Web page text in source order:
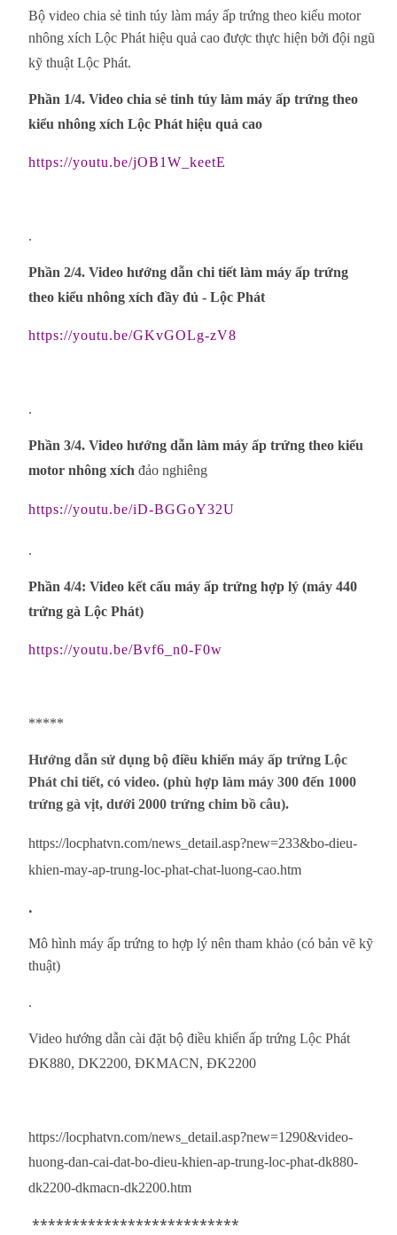
Bộ video chia sẻ tinh túy làm máy ấp trứng theo kiểu motor
nhông xích Lộc Phát hiệu quả cao được thực hiện bởi đội ngũ
kỹ thuật Lộc Phát.
Phần 1/4. Video chia sẻ tinh túy làm máy ấp trứng theo
kiểu nhông xích Lộc Phát hiệu quả cao
https://youtu.be/jOB1W_keetE
.
Phần 2/4. Video hướng dẫn chi tiết làm máy ấp trứng
theo kiểu nhông xích đầy đủ - Lộc Phát
https://youtu.be/GKvGOLg-zV8
.
Phần 3/4. Video hướng dẫn làm máy ấp trứng theo kiểu
motor nhông xích đảo nghiêng
https://youtu.be/iD-BGGoY32U
.
Phần 4/4: Video kết cấu máy ấp trứng hợp lý (máy 440
trứng gà Lộc Phát)
https://youtu.be/Bvf6_n0-F0w
*****
Hướng dẫn sử dụng bộ điều khiển máy ấp trứng Lộc
Phát chi tiết, có video. (phù hợp làm máy 300 đến 1000
trứng gà vịt, dưới 2000 trứng chim bồ câu).
https://locphatvn.com/news_detail.asp?new=233&bo-dieu-
khien-may-ap-trung-loc-phat-chat-luong-cao.htm
.
Mô hình máy ấp trứng to hợp lý nên tham khảo (có bản vẽ kỹ
thuật)
.
Video hướng dẫn cài đặt bộ điều khiển ấp trứng Lộc Phát
ĐK880, DK2200, ĐKMACN, ĐK2200
https://locphatvn.com/news_detail.asp?new=1290&video-
huong-dan-cai-dat-bo-dieu-khien-ap-trung-loc-phat-dk880-
dk2200-dkmacn-dk2200.htm
**************************